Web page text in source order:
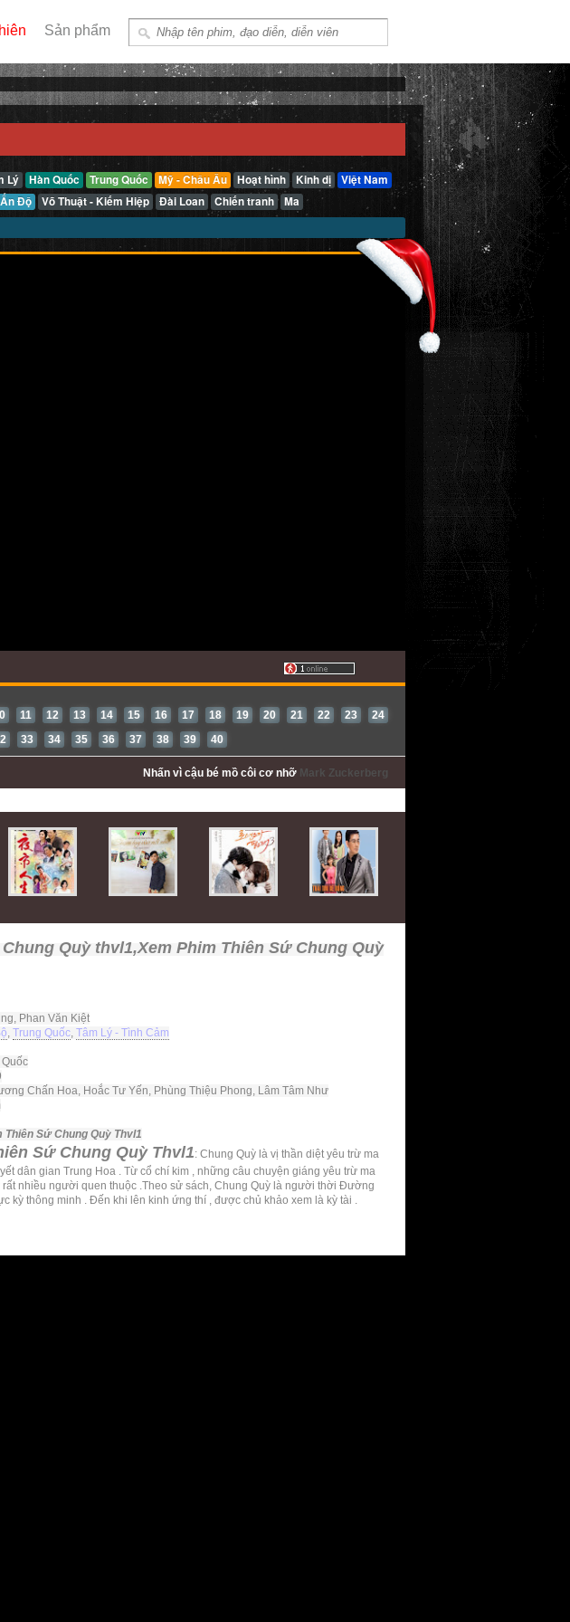
Sản phẩm
Lý Hàn Quốc Trung Quốc Mỹ - Châu Âu Hoạt hình Kinh dị
Việt Nam
Ấn Độ Võ Thuật - Kiếm Hiệp Đài Loan Chiến tranh Ma
11 12 13 14 15 16 17 18 19 20 21 22 23
24
33 34 35 36 37 38 39 40
Nhấn vì cậu bé mồ côi cơ nhỡ Mark Zuckerberg
Quỳ thvl1,Xem Phim Thiên Sứ Chung Quỳ
Phan Văn Kiệt
, Trung Quốc, Tâm Lý - Tình Cảm
Chấn Hoa, Hoắc Tư Yến, Phùng Thiệu Phong, Lâm Tâm Như
Thiên Sứ Chung Quỳ Thvl1
Sứ Chung Quỳ Thvl1: Chung Quỳ là vị thần diệt yêu trừ ma
dân gian Trung Hoa . Từ cổ chí kim , những câu chuyện giáng yêu trừ ma
rất nhiều người quen thuộc .Theo sử sách, Chung Quỳ là người thời Đường
kỳ thông minh . Đến khi lên kinh ứng thí , được chủ khảo xem là kỳ tài .